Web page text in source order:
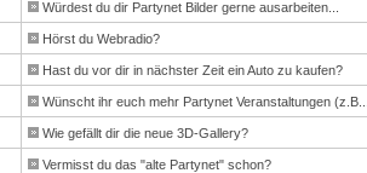
Würdest du dir Partynet Bilder gerne ausarbeiten...
Hörst du Webradio?
Hast du vor dir in nächster Zeit ein Auto zu kaufen?
Wünscht ihr euch mehr Partynet Veranstaltungen (z.B....
Wie gefällt dir die neue 3D-Gallery?
Vermisst du das "alte Partynet" schon?